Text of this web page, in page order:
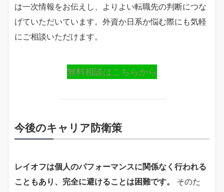
は一次情報をお伝えし、よりよい転職先の判断につな
げていただいています。外資か日系か悩む際にも気軽
にご相談いただけます。
無料相談はこちらから
今後のキャリア防衛策
レイオフは個人のパフォーマンスに関係なく行われる
こともあり、完全に避けることは困難です。
そのた